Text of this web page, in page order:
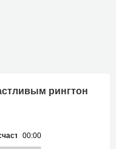
рингтон
00:00